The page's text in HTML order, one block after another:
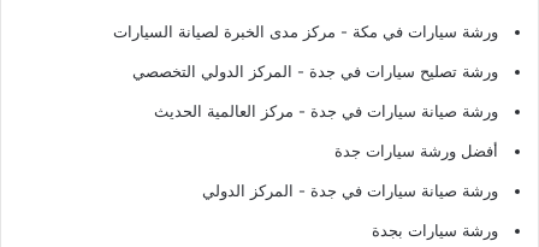
ورشة سيارات في مكة - مركز مدى الخبرة لصيانة السيارات
ورشة تصليح سيارات في جدة - المركز الدولي التخصصي
ورشة صيانة سيارات في جدة - مركز العالمية الحديث
أفضل ورشة سيارات جدة
ورشة صيانة سيارات في جدة - المركز الدولي
ورشة سيارات بجدة